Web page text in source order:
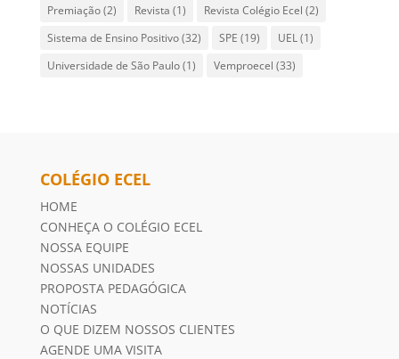
Premiação(2) Revista (1) Revista Colégio Ecel (2)
Sistema de Ensino Positivo(32) SPE (19) UEL(1)
Universidade de São Paulo(1) Vemproecel (33)
COLÉGIO ECEL
HOME
CONHEÇA O COLÉGIO ECEL
NOSSA EQUIPE
NOSSAS UNIDADES
PROPOSTA PEDAGÓGICA
NOTÍCIAS
O QUE DIZEM NOSSOS CLIENTES
AGENDE UMA VISITA